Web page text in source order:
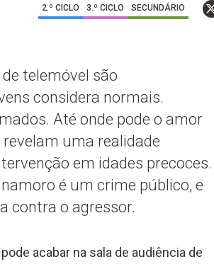
2.º CICLO 3.º CICLO SECUNDÁRIO
telemóvel são
considera normais.
Até onde pode o amor
uma realidade
em idades precoces.
é um crime público, e
contra o agressor.
acabar na sala de audiência de